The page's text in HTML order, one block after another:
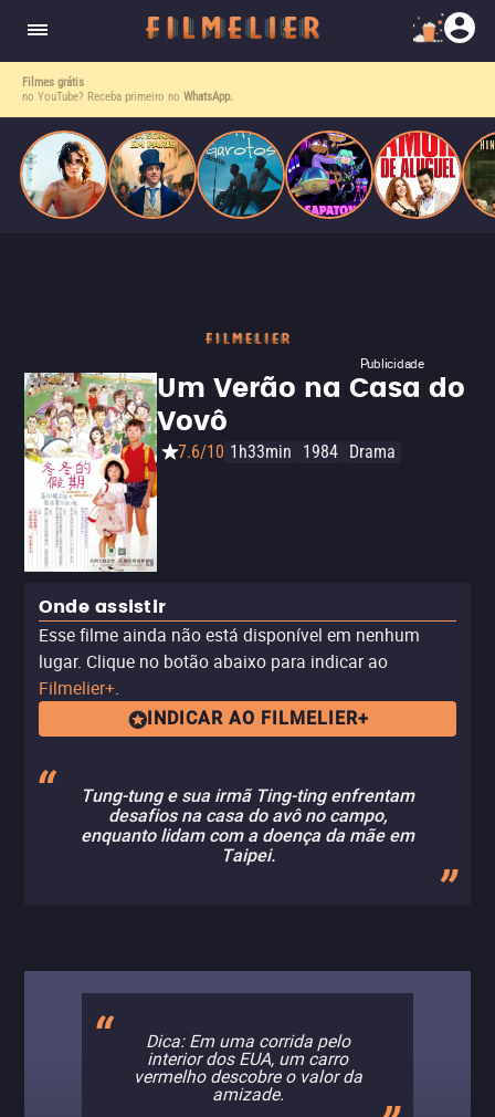
Filmes grátis
no YouTube? Receba primeiro no WhatsApp.
Publicidade
Um Verão na Casa do
Vovô
7.6/10 1h33min 1984 Drama
Onde assistir
Esse filme ainda não está disponível em nenhum
lugar. Clique no botão abaixo para indicar ao
Filmelier+.
INDICAR AO FILMELIER+
Tung-tung e sua irmã Ting-ting enfrentam
desafios na casa do avô no campo,
enquanto lidam com a doença da mãe em
Taipei.
Dica: Em uma corrida pelo
interior dos EUA, um carro
vermelho descobre o valor da
amizade.
escrevia e a vida real começa a desaparecer.